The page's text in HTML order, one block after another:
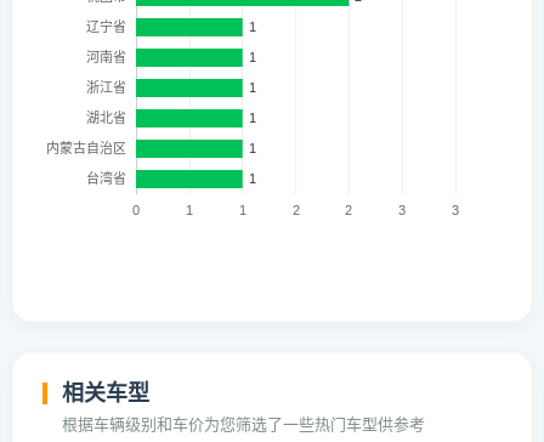
相关车型
根据车辆级别和车价为您筛选了一些热门车型供参考